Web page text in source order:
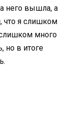
него вышла, а
что я слишком
много
но в итоге